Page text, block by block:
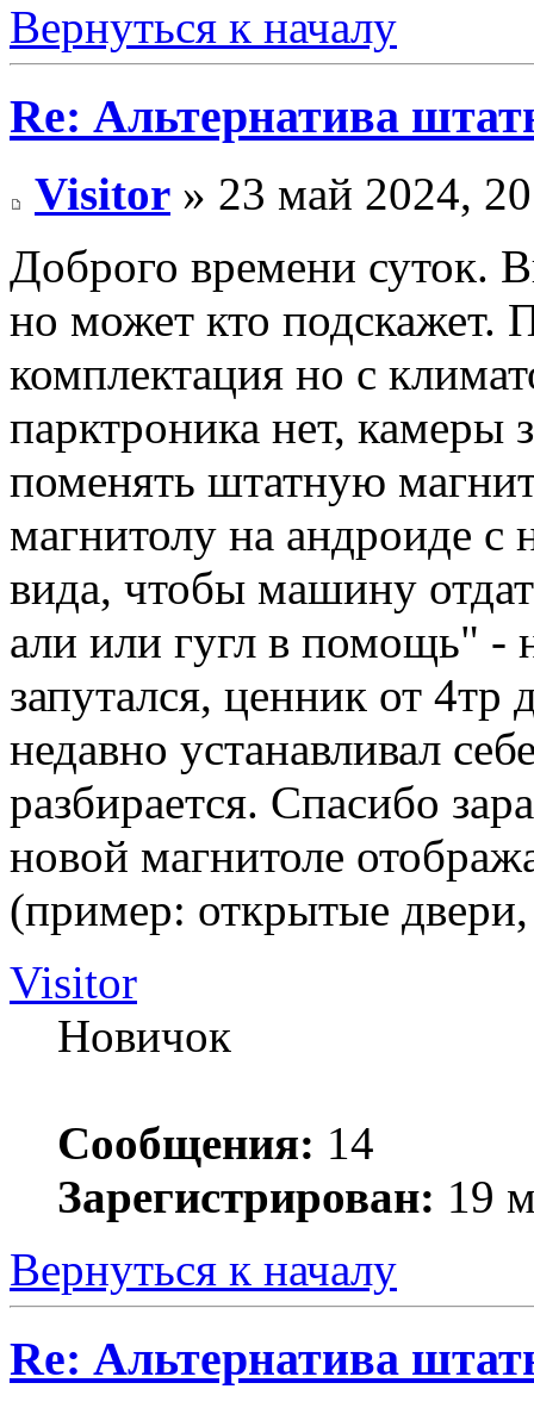
Вернуться к началу
Re: Альтернатива
Visitor » 23 май 2024,
Доброго времени суток.
но может кто подскажет.
комплектация но с
парктроника нет, камеры
поменять штатную
магнитолу на андроиде с
вида, чтобы машину
али или гугл в помощь" -
запутался, ценник от
недавно устанавливал
разбирается. Спасибо
новой магнитоле
(пример: открытые двери,
Visitor
Новичок
Сообщения: 14
Зарегистрирован: 19
Вернуться к началу
Re: Альтернатива